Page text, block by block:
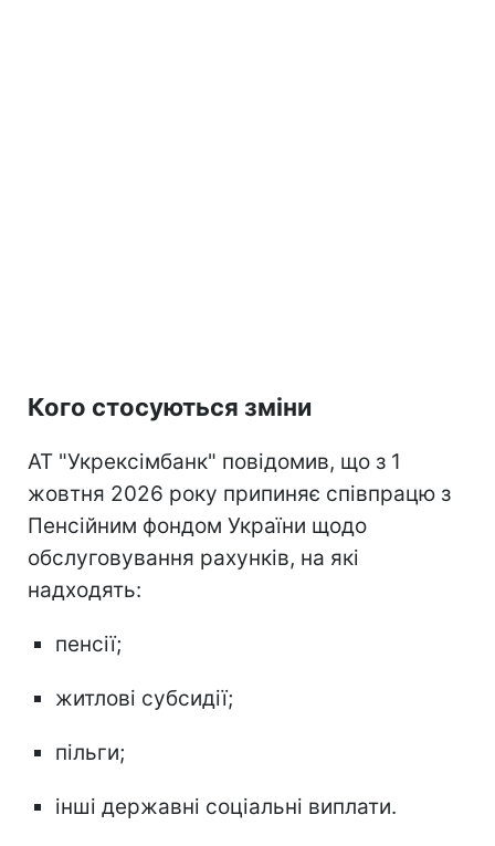
Кого стосуються зміни
АТ "Укрексімбанк" повідомив, що з 1
жовтня 2026 року припиняє співпрацю з
Пенсійним фондом України щодо
обслуговування рахунків, на які
надходять:
пенсії;
житлові субсидії;
пільги;
інші державні соціальні виплати.